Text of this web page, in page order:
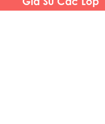
Gia Sư Các Lớp